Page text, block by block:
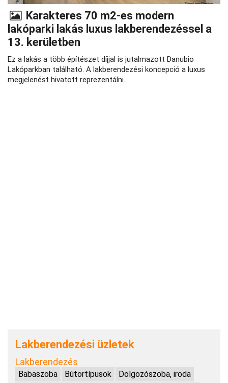
Karakteres 70 m2-es modern
lakóparki lakás luxus lakberendezéssel a
13. kerületben
Ez a lakás a több építészet díjjal is jutalmazott Danubio
Lakóparkban található. A lakberendezési koncepció a luxus
megjelenést hivatott reprezentálni.
Lakberendezési üzletek
Lakberendezés
Babaszoba Bútortípusok
Dolgozószoba, iroda